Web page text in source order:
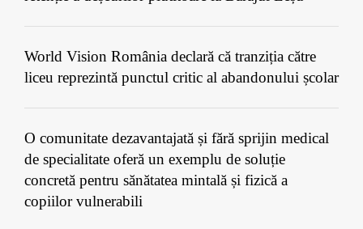
World Vision România declară că tranziția către
liceu reprezintă punctul critic al abandonului școlar
O comunitate dezavantajată și fără sprijin medical
de specialitate oferă un exemplu de soluție
concretă pentru sănătatea mintală și fizică a
copiilor vulnerabili